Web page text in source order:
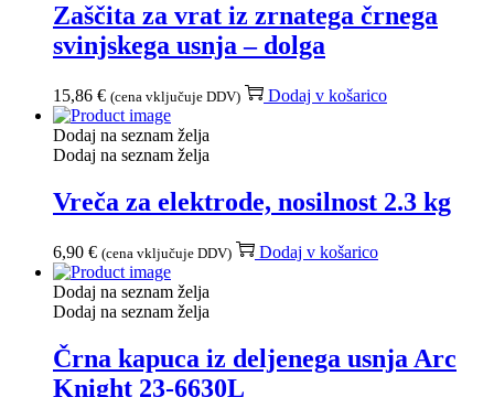
Zaščita za vrat iz zrnatega črnega
svinjskega usnja – dolga
15,86 € (cena vključuje DDV) Dodaj v košarico
Dodaj na seznam želja
Dodaj na seznam želja
Vreča za elektrode, nosilnost 2.3 kg
6,90 € (cena vključuje DDV) Dodaj v košarico
Dodaj na seznam želja
Dodaj na seznam želja
Črna kapuca iz deljenega usnja Arc
Knight 23-6630L